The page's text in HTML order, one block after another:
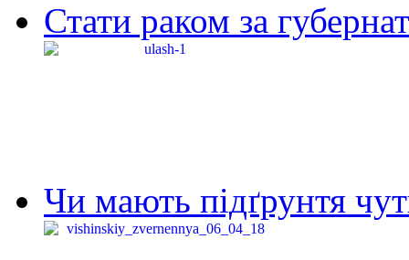
Стати раком за
Чи мають підґрунтя